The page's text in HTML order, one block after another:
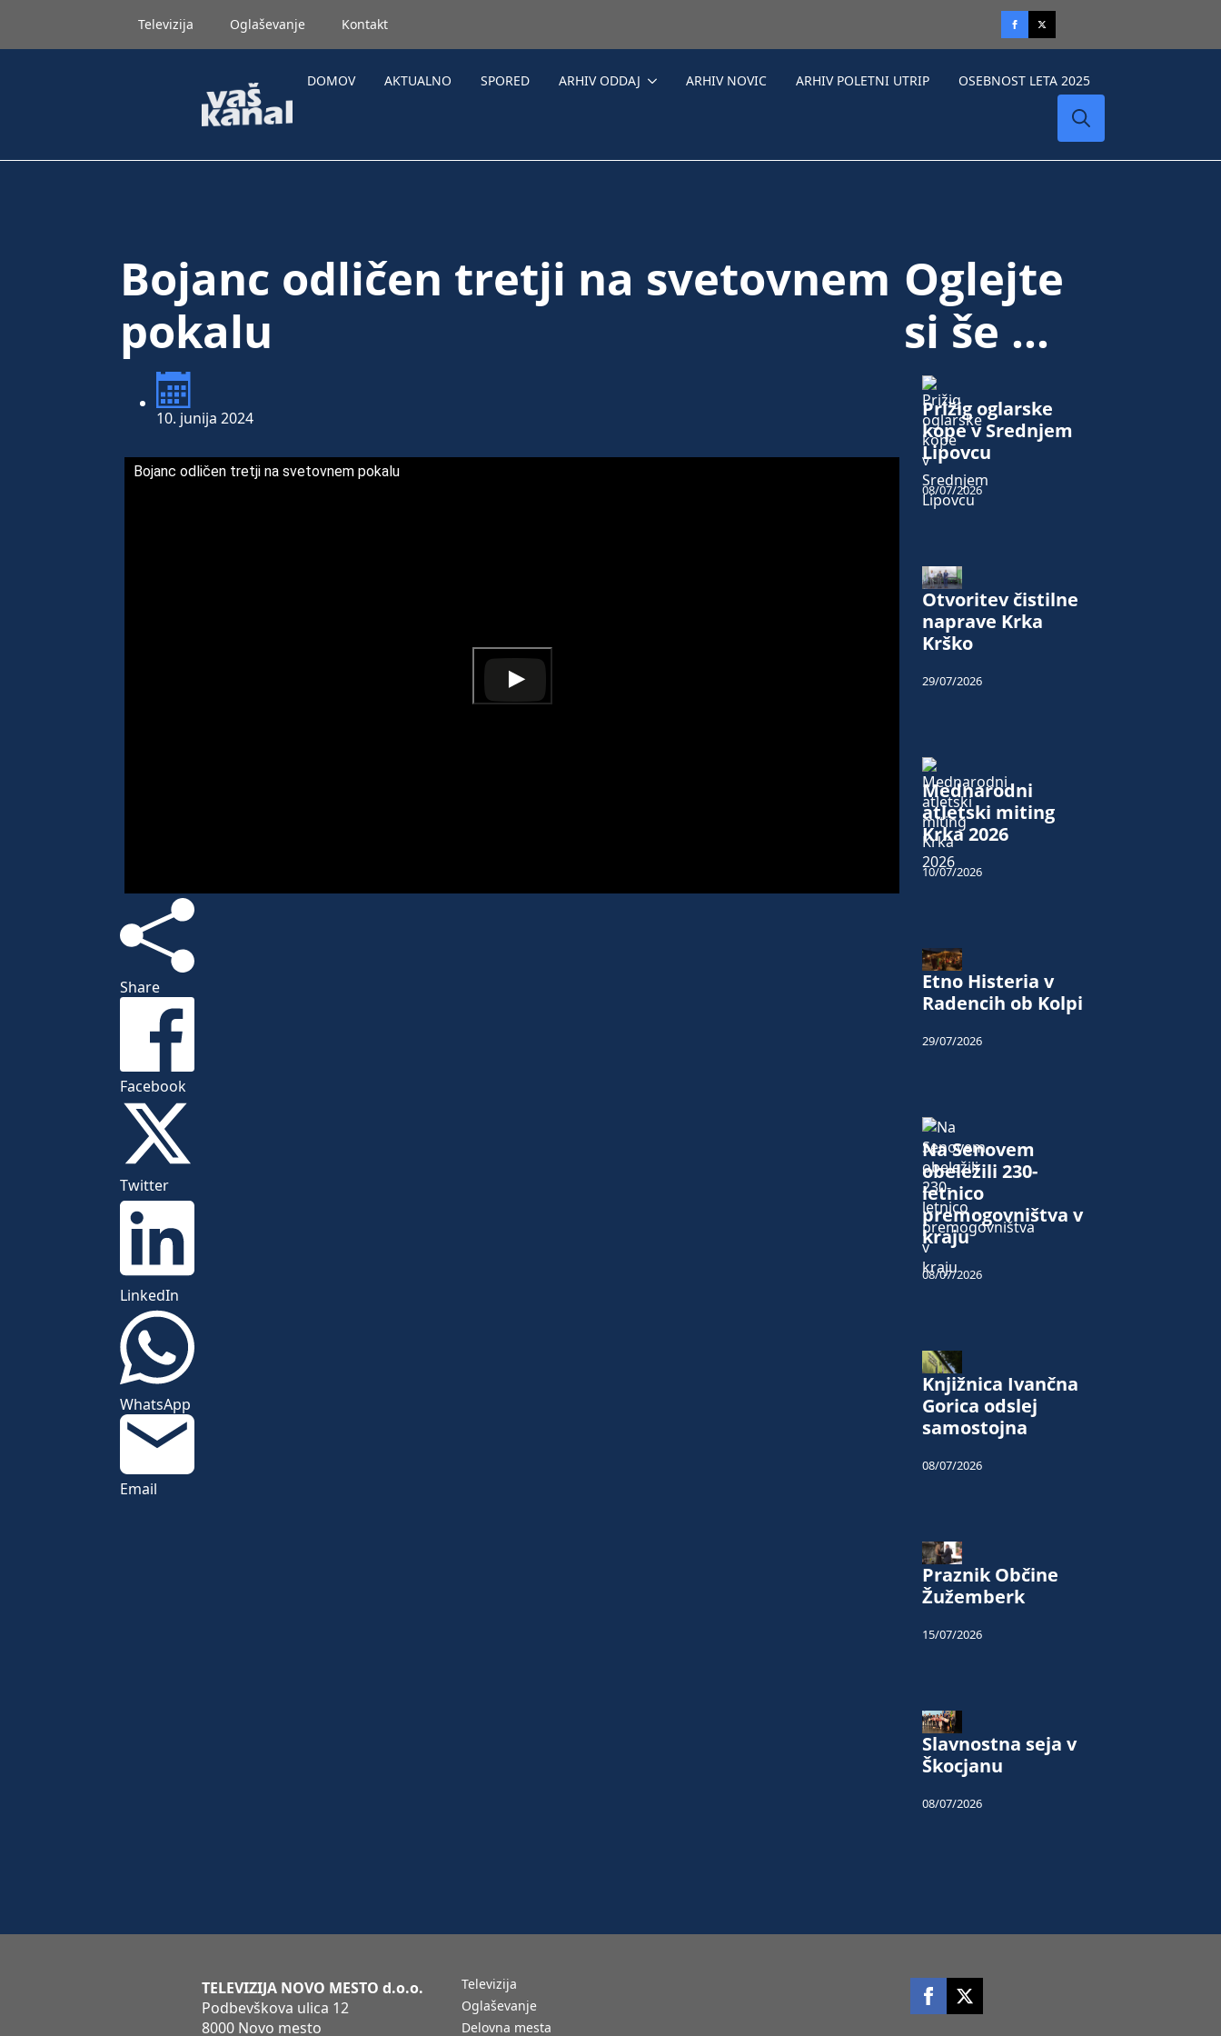
Televizija Oglaševanje Kontakt
DOMOV AKTUALNO SPORED ARHIV ODDAJ ARHIV NOVIC ARHIV POLETNI UTRIP OSEBNOST LETA 2025
Bojanc odličen tretji na svetovnem
pokalu
10. junija 2024
Bojanc odličen tretji na svetovnem pokalu
Share
Facebook
Twitter
LinkedIn
WhatsApp
Email
Oglejte
si še ...
Prižig oglarske
kope v Srednjem
Lipovcu
08/07/2026
Otvoritev čistilne
naprave Krka
Krško
29/07/2026
Mednarodni
atletski miting
Krka 2026
10/07/2026
Etno Histeria v
Radencih ob Kolpi
29/07/2026
Na Senovem
obeležili 230-
letnico
premogovništva v
kraju
08/07/2026
Knjižnica Ivančna
Gorica odslej
samostojna
08/07/2026
Praznik Občine
Žužemberk
15/07/2026
Slavnostna seja v
Škocjanu
08/07/2026
TELEVIZIJA NOVO MESTO d.o.o.
Podbevškova ulica 12
8000 Novo mesto
Televizija
Oglaševanje
Delovna mesta